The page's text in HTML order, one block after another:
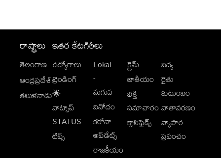
రాష్ట్రాలు
తెలంగాణ
ఆంధ్రప్రదేశ్
తమిళనాడు
ఇతర కేటగిరీలు
ఉద్యోగాలు
ట్రెండింగ్
🌟
వాట్సాప్
STATUS
టిప్స్
Lokal
-
మగువ
వినోదం
కరోనా
అప్‌డేట్స్
రాజకీయం
క్రైమ్
జాతీయం
భక్తి
సమాచారం
క్లాసిఫైడ్స్
విద్య
రైతు
కుటుంబం
వాతావరణం
వ్యాపార
ప్రపంచం